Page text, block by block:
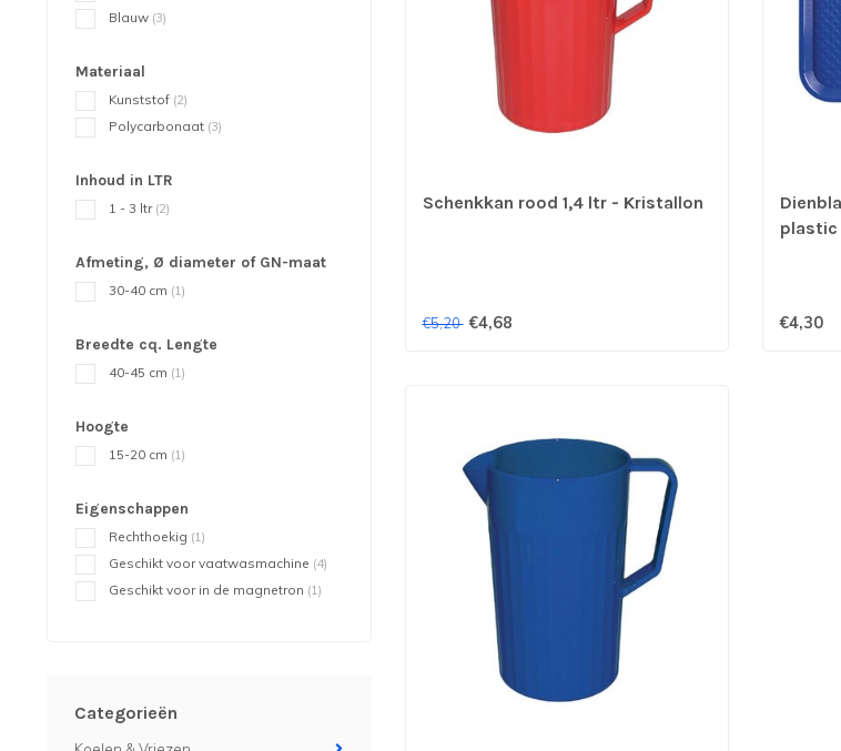
Blauw (3)
Materiaal
Kunststof (2)
Polycarbonaat (3)
Inhoud in LTR
1 - 3 ltr (2)
Afmeting, Ø diameter of GN-maat
30-40 cm (1)
Breedte cq. Lengte
40-45 cm (1)
Hoogte
15-20 cm (1)
Eigenschappen
Rechthoekig (1)
Geschikt voor vaatwasmachine (4)
Geschikt voor in de magnetron (1)
Categorieën
Schenkkan rood 1,4 ltr - Kristallon
€5,20 €4,68
plastic
€4,30